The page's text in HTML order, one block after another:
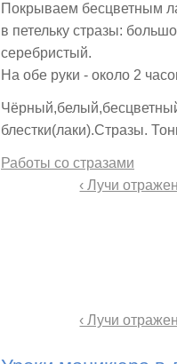
Покрываем бесцветным
в петельку стразы:
серебристый.
На обе руки - около 2
блестки(лаки).Стразы.
Работы со стразами
‹ Лучи
‹ Лучи